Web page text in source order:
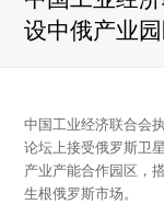
设中俄产业
中国工业经济联合会
论坛上接受俄罗斯卫
产业产能合作园区，
生根俄罗斯市场。